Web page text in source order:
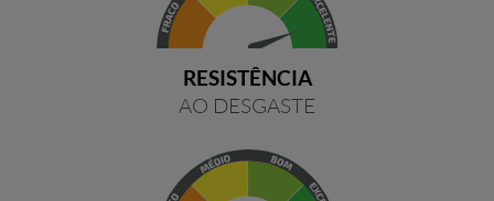
RESISTÊNCIA
AO DESGASTE